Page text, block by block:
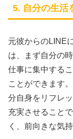
5. 自分の生活
元彼からのLINE
は、まず自分の
仕事に集中する
ことができます
分自身をリフレ
充実させること
く、前向きな気